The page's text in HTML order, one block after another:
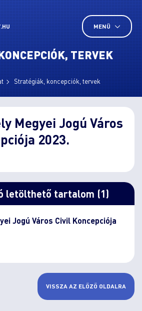
MENÜ
TERVEK
Stratégiák, koncepciók, tervek
Megyei Jogú Város
2023.
letölthető tartalom (1)
Jogú Város Civil Koncepciója
VISSZA AZ ELŐZŐ OLDALRA